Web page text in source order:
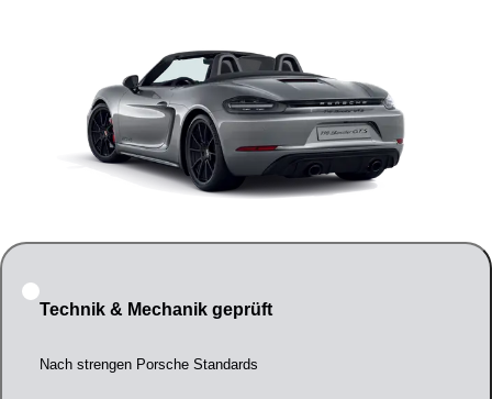
Technik & Mechanik geprüft
Nach strengen Porsche Standards